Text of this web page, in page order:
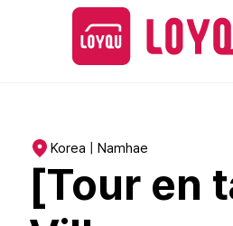
Korea | Namhae
[Tour en